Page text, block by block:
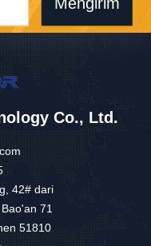
Mengirim
Co., Ltd.
42# dari
71
51810